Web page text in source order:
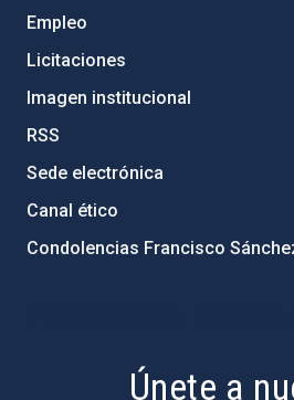
Empleo
Licitaciones
Imagen institucional
RSS
Sede electrónica
Canal ético
Condolencias Francisco
Únete a